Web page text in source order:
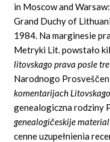
in Moscow and
Grand Duchy of
1984. Na marginesie
Metryki Lit. powstało
litovskago pravaposle
Narodnogo
komentarijach
genealogiczna rodziny
genealogičeskije
cenne uzupełnienia